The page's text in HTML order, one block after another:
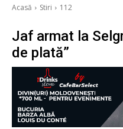
Acasă Stiri 112
Jaf armat la
de plată”